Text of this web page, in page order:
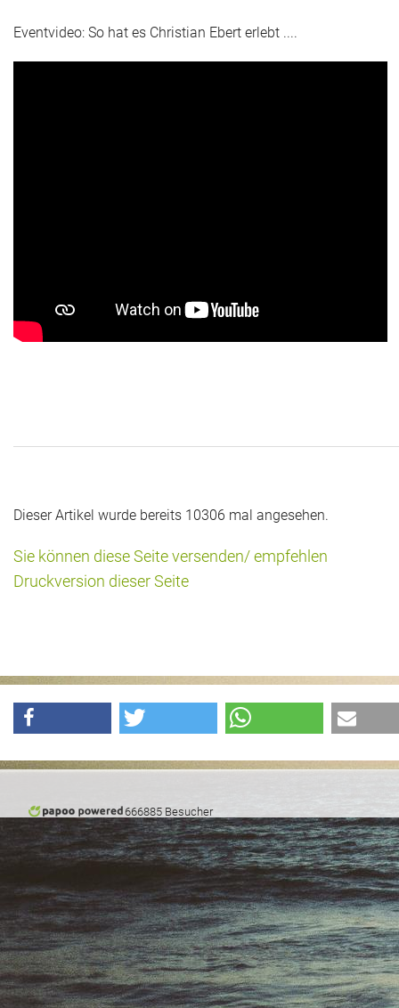
Eventvideo: So hat es Christian Ebert erlebt ....
Dieser Artikel wurde bereits 10306 mal angesehen.
Sie können diese Seite versenden/ empfehlen
Druckversion dieser Seite
666885 Besucher